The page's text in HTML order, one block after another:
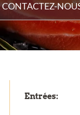
CONTACTEZ-
Entrées: